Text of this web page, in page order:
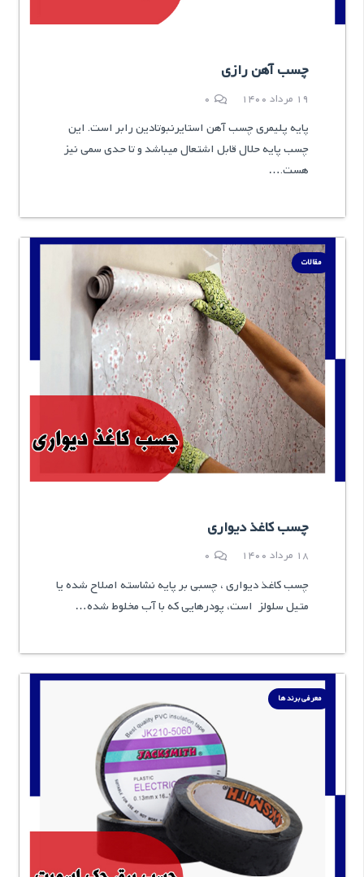
چسب آهن رازی
19 مرداد 1400 0
پایه پلیمری چسب آهن استایرنبوتادین رابر است. این
چسب پایه حلال قابل اشتعال میباشد و تا حدی سمی نیز
هست.…
مقالات
چسب کاغذ دیواری
18 مرداد 1400 0
چسب کاغذ دیواری ، چسبی بر پایه نشاسته اصلاح شده یا
متیل سلولز است، پودرهایی که با آب مخلوط شده…
معرفی برند ها